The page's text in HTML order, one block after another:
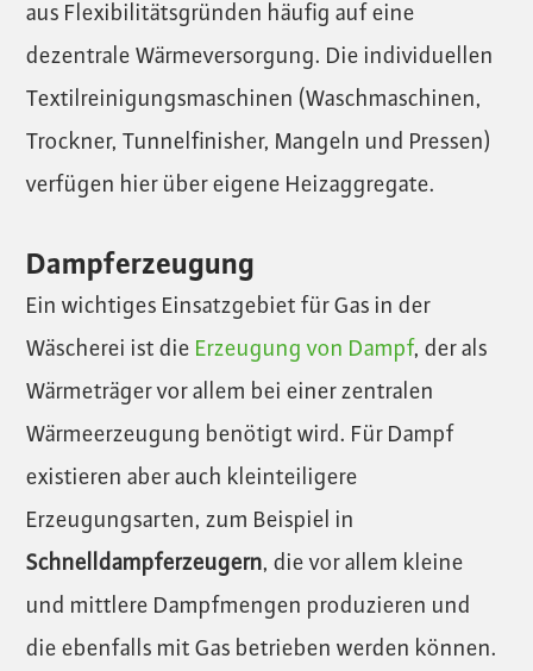
aus Flexibilitätsgründen häufig auf eine
dezentrale Wärmeversorgung. Die individuellen
Textilreinigungsmaschinen (Waschmaschinen,
Trockner, Tunnelfinisher, Mangeln und Pressen)
verfügen hier über eigene Heizaggregate.
Dampferzeugung
Ein wichtiges Einsatzgebiet für Gas in der
Wäscherei ist die Erzeugung von Dampf, der als
Wärmeträger vor allem bei einer zentralen
Wärmeerzeugung benötigt wird. Für Dampf
existieren aber auch kleinteiligere
Erzeugungsarten, zum Beispiel in
Schnelldampferzeugern, die vor allem kleine
und mittlere Dampfmengen produzieren und
die ebenfalls mit Gas betrieben werden können.